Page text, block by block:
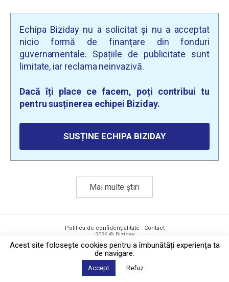
Echipa Biziday nu a solicitat și nu a acceptat
nicio formă de finanțare din fonduri
guvernamentale. Spațiile de publicitate sunt
limitate, iar reclama neinvazivă.
Dacă îți place ce facem, poți contribui tu
pentru susținerea echipei Biziday.
SUSȚINE ECHIPA BIZIDAY
Mai multe știri
Politica de confidențialitate · Contact
2026 © Biziday
Acest site foloseşte cookies pentru a îmbunătăți experiența ta
de navigare.
Accept Refuz